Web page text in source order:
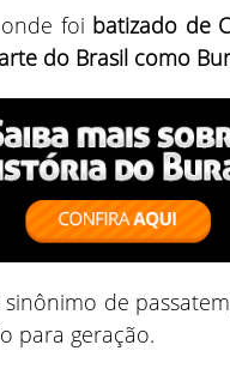
foi batizado de
do Brasil como
de
para geração.